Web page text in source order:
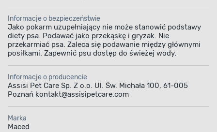
Informacje o bezpieczeństwie
Jako pokarm uzupełniający nie może stanowić podstawy
diety psa. Podawać jako przekąskę i gryzak. Nie
przekarmiać psa. Zaleca się podawanie między głównymi
posiłkami. Zapewnić psu dostęp do świeżej wody.
Informacje o producencie
Assisi Pet Care Sp. Z o.o. Ul. Św. Michała 100, 61-005
Poznań kontakt@assisipetcare.com
Marka
Maced